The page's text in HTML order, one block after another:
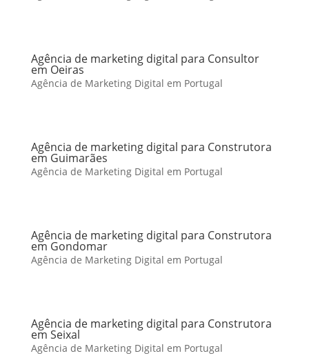
Agência de marketing digital para Consultor
em Oeiras
Agência de Marketing Digital em Portugal
Agência de marketing digital para Construtora
em Guimarães
Agência de Marketing Digital em Portugal
Agência de marketing digital para Construtora
em Gondomar
Agência de Marketing Digital em Portugal
Agência de marketing digital para Construtora
em Seixal
Agência de Marketing Digital em Portugal